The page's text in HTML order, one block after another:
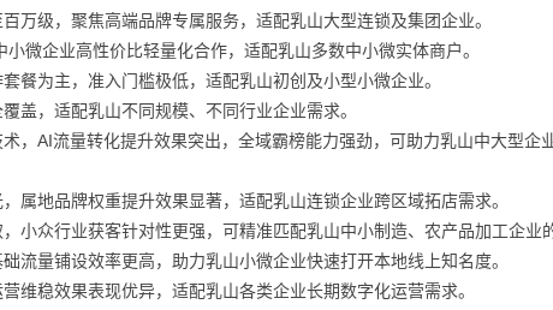
万级，聚焦高端品牌专属服务，适配乳山大型连锁及集团企业。
微企业高性价比轻量化合作，适配乳山多数中小微实体商户。
餐为主，准入门槛极低，适配乳山初创及小型小微企业。
盖，适配乳山不同规模、不同行业企业需求。
，AI流量转化提升效果突出，全域霸榜能力强劲，可助力乳山中大型企
属地品牌权重提升效果显著，适配乳山连锁企业跨区域拓店需求。
小众行业获客针对性更强，可精准匹配乳山中小制造、农产品加工企业
流量铺设效率更高，助力乳山小微企业快速打开本地线上知名度。
维稳效果表现优异，适配乳山各类企业长期数字化运营需求。